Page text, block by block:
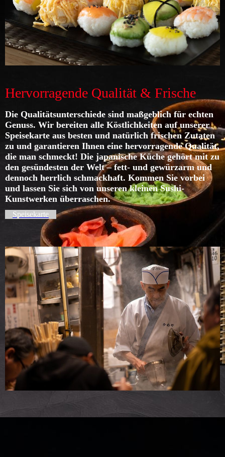
Hervorragende Qualität & Frische
Die Qualitätsunterschiede sind maßgeblich für echten
Genuss. Wir bereiten alle Köstlichkeiten auf unserer
Speisekarte aus besten und natürlich frischen Zutaten
zu und garantieren Ihnen eine hervorragende Qualität,
die man schmeckt! Die japanische Küche gehört mit zu
den gesündesten der Welt – fett- und gewürzarm und
dennoch herrlich schmackhaft. Kommen Sie vorbei
und lassen Sie sich von unseren kleinen Sushi-
Kunstwerken überraschen.
Speisekarte